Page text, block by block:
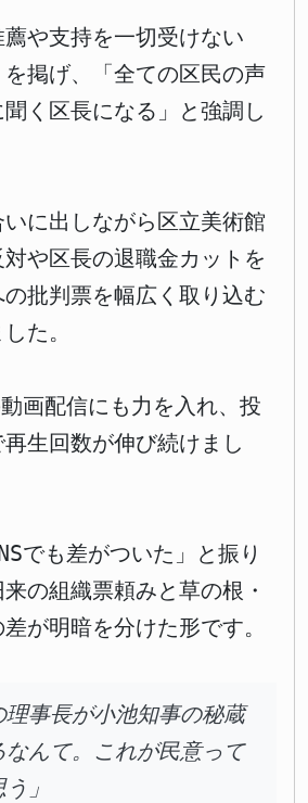
や支持を一切受けない
を掲げ、「全ての区民の声
く区長になる」と強調し
に出しながら区立美術館
や区長の退職金カットを
批判票を幅広く取り込む
た。
画配信にも力を入れ、投
生回数が伸び続けまし
でも差がついた」と振り
の組織票頼みと草の根・
が明暗を分けた形です。
理事長が小池知事の秘蔵
なんて。これが民意って
」